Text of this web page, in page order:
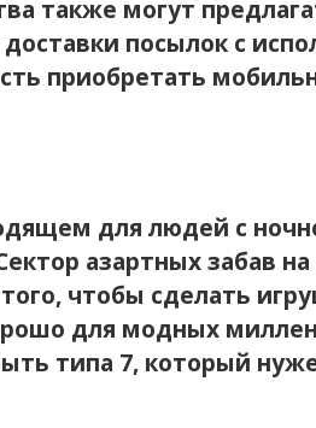
также могут
посылок с
приобретать
для людей с
азартных забав на
чтобы сделать
для модных
типа 7, который